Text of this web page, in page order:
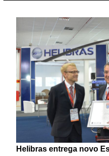
Helibras entrega novo